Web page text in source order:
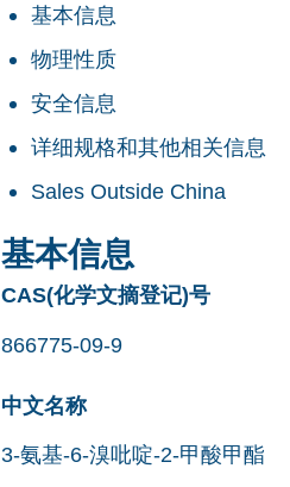
基本信息
物理性质
安全信息
详细规格和其他相关信息
Sales Outside China
基本信息
CAS(化学文摘登记)号
866775-09-9
中文名称
3-氨基-6-溴吡啶-2-甲酸甲酯